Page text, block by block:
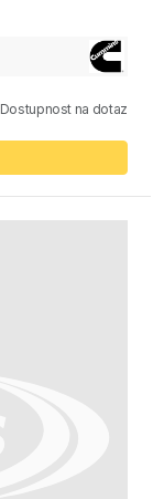
Dostupnost na dotaz